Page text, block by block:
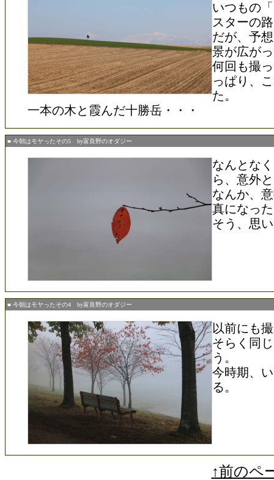
いつもの
スターの
だが、予
景が広が
何回も撮
っぱり、
た。
一本の木と霞んだ十勝岳・・・
■ 今朝はモヤったその5 by富良野のオダジー
なんとな
ら、意外
なんか、
真になっ
そう、思
■ 今朝はモヤったその4 by富良野のオダジー
以前にも
そらく同
う。
今時期、
る。
↑前のペ